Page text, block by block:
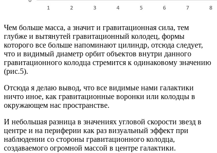
Чем больше масса, а значит и гравитационная сила, тем
глубже и вытянутей гравитационный колодец, формы
которого все больше напоминают цилиндр, отсюда следует,
что и видимый диаметр орбит объектов внутри данного
гравитационного колодца стремится к одинаковому значению
(рис.5).
Отсюда я делаю вывод, что все видимые нами галактики
ничто иное, как гравитационные воронки или колодцы в
окружающем нас пространстве.
И небольшая разница в значениях угловой скорости звезд в
центре и на периферии как раз визуальный эффект при
наблюдении со стороны гравитационного колодца,
создаваемого огромной массой в центре галактики.